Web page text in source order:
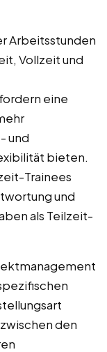
Arbeitsstunden
Vollzeit und
eine
und
bieten.
Trainees
und
als Teilzeit-
den